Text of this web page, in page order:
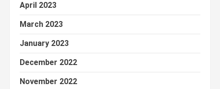
April 2023
March 2023
January 2023
December 2022
November 2022